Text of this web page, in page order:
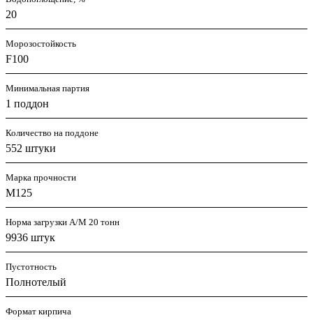
20
Морозостойкость
F100
Минимальная партия
1 поддон
Количество на поддоне
552 штуки
Марка прочности
M125
Норма загрузки А/М 20 тонн
9936 штук
Пустотность
Полнотелый
Формат кирпича